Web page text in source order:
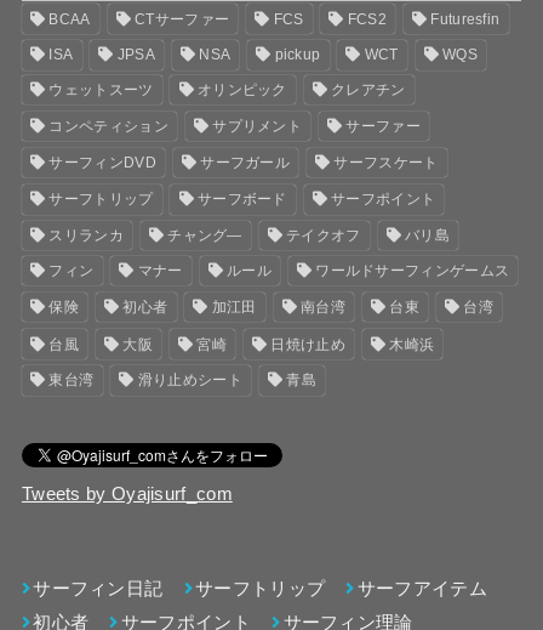
BCAA CTサーファー FCS FCS2 Futuresfin
ISA JPSA NSA pickup WCT WQS
ウェットスーツ オリンピック クレアチン
コンペティション サプリメント サーファー
サーフィンDVD サーフガール サーフスケート
サーフトリップ サーフボード サーフポイント
スリランカ チャング― テイクオフ バリ島
フィン マナー ルール ワールドサーフィンゲームス
保険 初心者 加江田 南台湾 台東 台湾
台風 大阪 宮崎 日焼け止め 木崎浜
東台湾 滑り止めシート 青島
Tweets by Oyajisurf_com
サーフィン日記 サーフトリップ
サーフアイテム
初心者
サーフポイント サーフィン理論